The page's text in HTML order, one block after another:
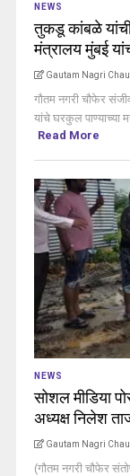
NEWS
तुकडू कांबळे
मंत्रालय मुंबई
Gautam Nagri
गौतम नगरी चौफेर
यांचे घरकुल पाण्याच्या
Read More
NEWS
सोशल मीडिया
अध्यक्ष निलेश
Gautam Nagri
(गौतम नगरी चौफेर